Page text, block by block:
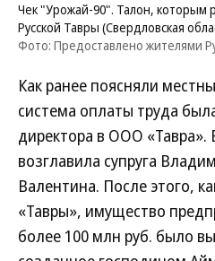
Чек "Урожай-90". Талон, которым
Русской Тавры (Свердловская
Фото: Предоставлено жителями
Как ранее поясняли
система оплаты труда
директора в ООО «Тавра».
возглавила супруга
Валентина. После этого,
«Тавры», имущество
более 100 млн руб. было